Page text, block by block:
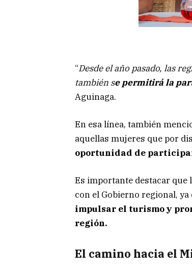
“Desde el año pasado, las
también se permitirá la
Aguinaga.
En esa línea, también
aquellas mujeres que por
oportunidad de
Es importante destacar
con el Gobierno regional,
impulsar el turismo y
región.
El camino hacia el